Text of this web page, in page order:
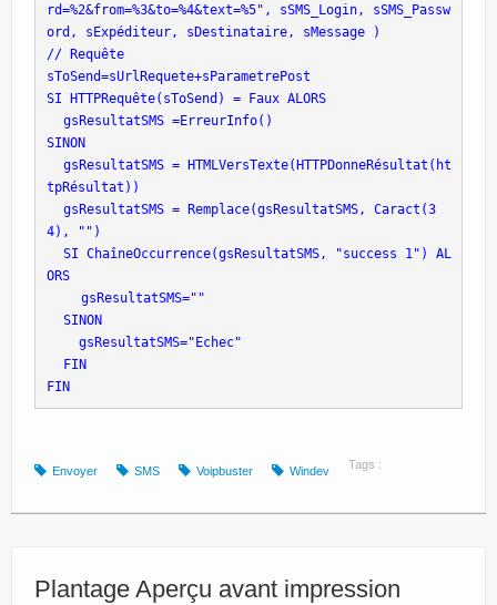
rd=%2&from=%3&to=%4&text=%5", sSMS_Login, sSMS_Passw
ord, sExpéditeur, sDestinataire, sMessage )
// Requête
sToSend=sUrlRequete+sParametrePost
SI HTTPRequête(sToSend) = Faux ALORS
gsResultatSMS =ErreurInfo()
SINON
gsResultatSMS = HTMLVersTexte(HTTPDonneRésultat(ht
tpRésultat))
gsResultatSMS = Remplace(gsResultatSMS, Caract(3
4), "")
SI ChaîneOccurrence(gsResultatSMS, "success 1") AL
ORS
gsResultatSMS=""
SINON
   gsResultatSMS="Echec"
FIN
FIN
Tags :
Envoyer SMS Voipbuster Windev
Plantage Aperçu avant impression